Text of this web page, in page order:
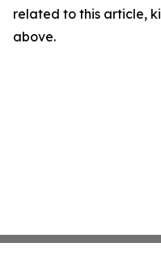
related to this article,
above.